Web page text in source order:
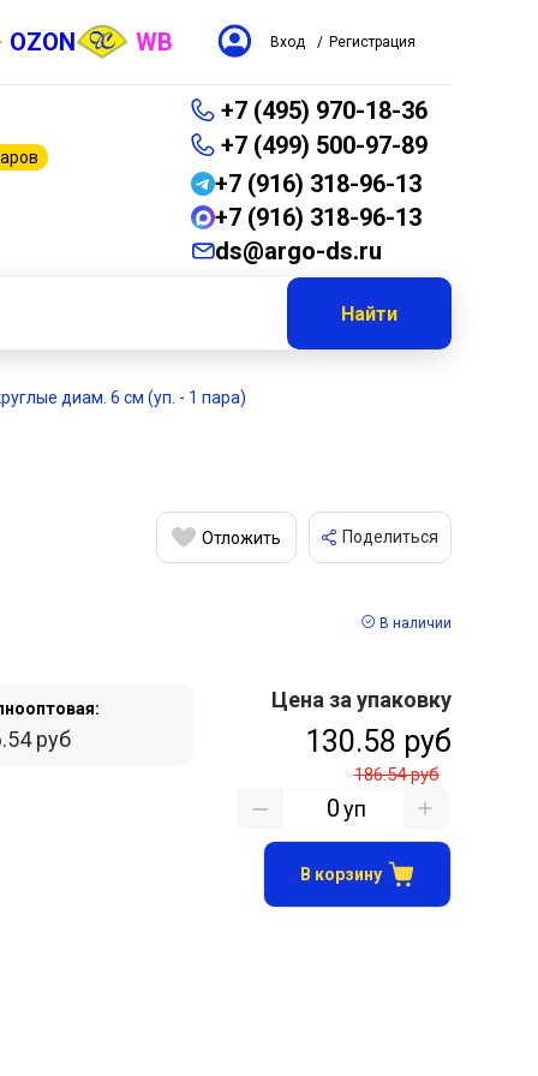
OZON WB Вход / Регистрация
+7 (495) 970-18-36
+7 (499) 500-97-89
+7 (916) 318-96-13
+7 (916) 318-96-13
ds@argo-ds.ru
Найти
диам. 6 см (уп. - 1 пара)
Отложить Поделиться
В наличии
руб
Цена за упаковку
130.58 руб
186.54 руб
уп
В корзину